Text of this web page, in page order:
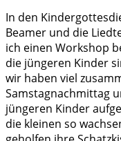
In den
Beamer und die
ich einen Workshop
die jüngeren Kinder
wir haben viel
Samstagnachmittag
jüngeren Kinder
die kleinen so